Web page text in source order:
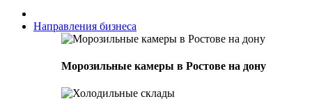
Направления бизнеса
Морозильные камеры в Ростове на дону